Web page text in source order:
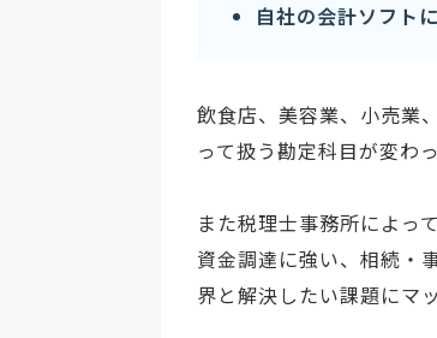
自社の会計ソフト
飲食店、美容業、小売業
って扱う勘定科目が変わ
また税理士事務所によっ
資金調達に強い、相続・
界と解決したい課題にマ